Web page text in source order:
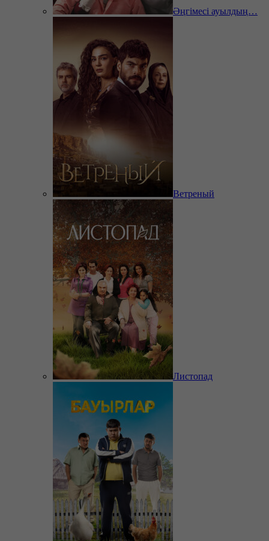
Әңгімесі ауылдың…
Ветреный
Листопад